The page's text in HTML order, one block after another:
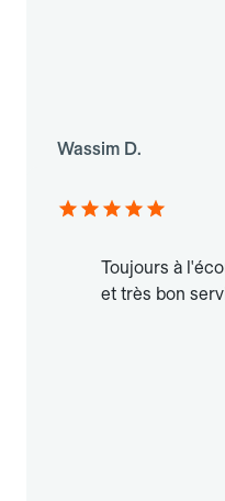
Wassim D.
Toujours à
et très bon